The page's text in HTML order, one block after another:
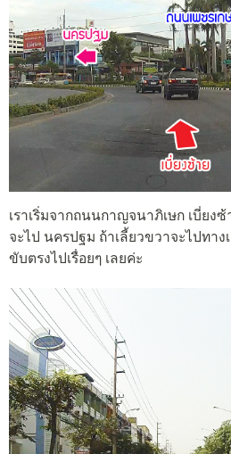
เราเริ่มจากถนนกาญจนาภิเษก เบี่ยง
จะไป นครปฐม ถ้าเลี้ยวขวาจะไปทา
ขับตรงไปเรื่อยๆ เลยค่ะ